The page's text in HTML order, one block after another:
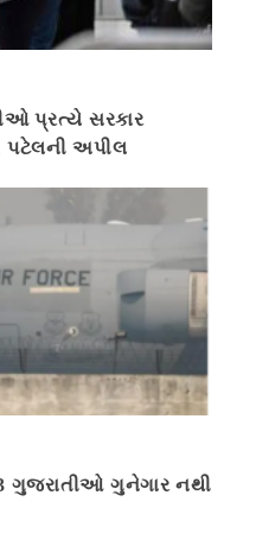
પ્રત્યે સરકાર
પટેલની અપીલ
ગુજરાતીઓ ગુનેગાર નથી